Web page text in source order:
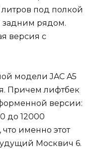
под полкой
задним рядом.
версия с
модели JAC A5
Причем лифтбек
версии:
до 12000
именно этот
Москвич 6.